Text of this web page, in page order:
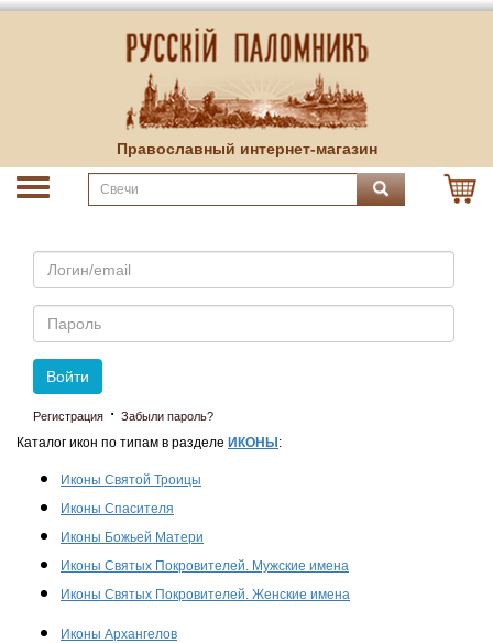
Православный интернет-магазин
Email
Пароль
Войти
Регистрация · Забыли пароль?
Каталог икон по типам в разделе ИКОНЫ :
Иконы Святой Троицы
Иконы Спасителя
Иконы Божьей Матери
Иконы Святых Покровителей. Мужские имена
Иконы Святых Покровителей. Женские имена
Иконы Архангелов